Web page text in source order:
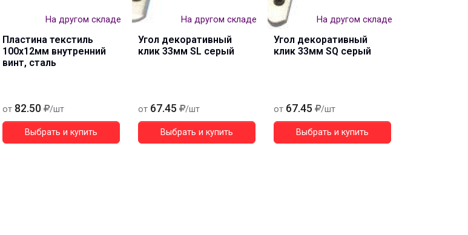
На другом складе
Пластина текстиль
100х12мм внутренний
винт, сталь
от 82.50 /шт
Выбрать и купить
На другом складе
Угол декоративный
клик 33мм SL серый
от 67.45 /шт
Выбрать и купить
На другом складе
Угол декоративный
клик 33мм SQ серый
от 67.45 /шт
Выбрать и купить